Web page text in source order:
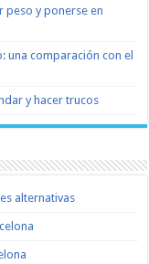
peso y ponerse en
una comparación con el
y hacer trucos
alternativas